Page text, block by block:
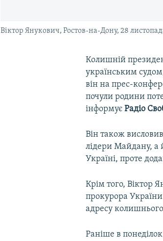
Віктор Янукович, Ростов-на-Дону, 28
Колишній
українським
він на прес-
почули родини
інформуєРадіо
Він також висловив
лідери Майдану, а
Україні, проте
Крім того, Віктор
прокурора
адресу
Раніше в